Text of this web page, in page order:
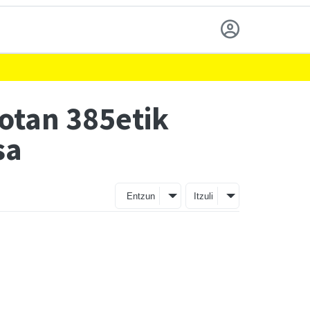
385etik
Entzun Itzuli